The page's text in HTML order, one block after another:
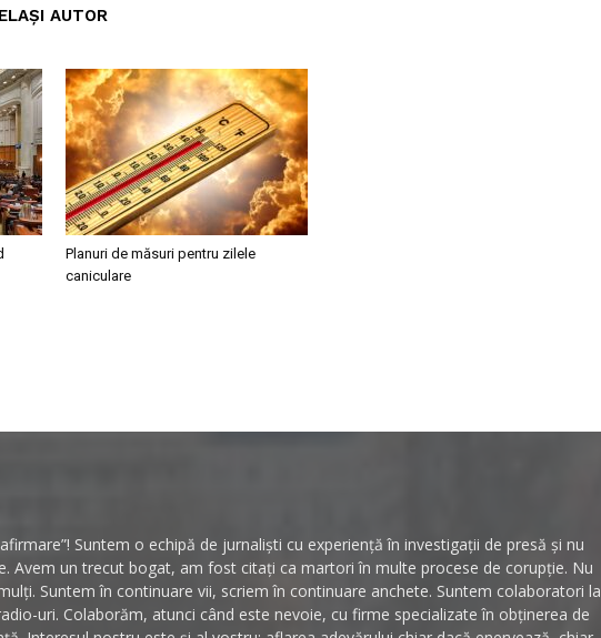
AUTOR
Planuri de măsuri pentru zilele
caniculare
Suntem o echipă de jurnaliști cu experiență în investigații de presă și nu
Avem un trecut bogat, am fost citați ca martori în multe procese de corupție. Nu
Suntem în continuare vii, scriem în continuare anchete. Suntem colaboratori la
uri. Colaborăm, atunci când este nevoie, cu firme specializate în obținerea de